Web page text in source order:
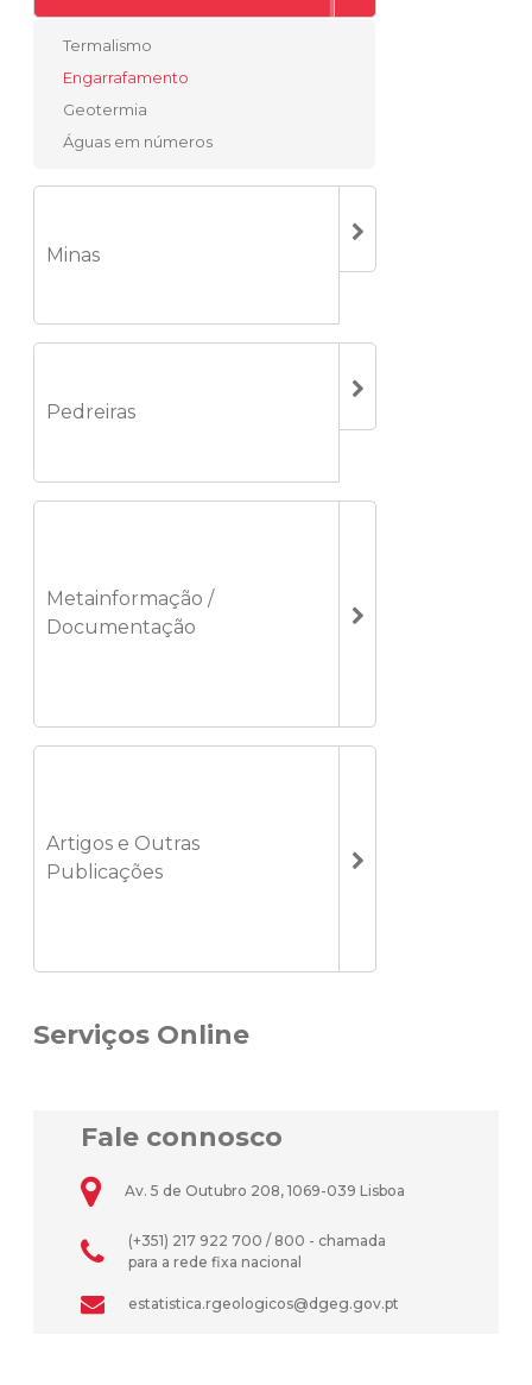
Termalismo
Engarrafamento
Geotermia
Águas em números
Minas
Pedreiras
Metainformação /
Documentação
Artigos e Outras
Publicações
Serviços Online
Fale connosco
Av. 5 de Outubro 208, 1069-039 Lisboa
(+351) 217 922 700 / 800 - chamada
para a rede fixa nacional
estatistica.rgeologicos@dgeg.gov.pt